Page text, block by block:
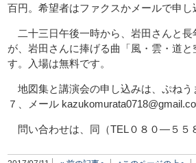
百円。希望者はファクスかメールで申し
二十三日午後一時から、岩田さんと
が、岩田さんに捧げる曲「風・雲・道
す。入場は無料です。
地図集と講演会の申し込みは、ぷね
７、メール
問い合わせは、同（TEL０８０―５５